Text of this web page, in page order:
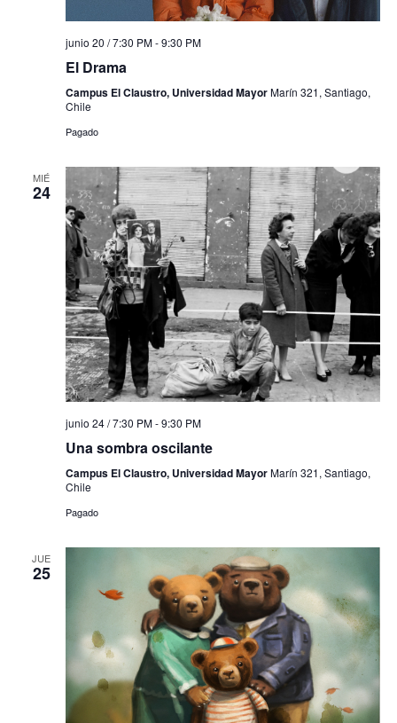
junio 20 / 7:30 PM-9:30 PM
El Drama
Campus El Claustro, Universidad MayorMarín 321, Santiago,
Chile
Pagado
MIÉ
24
junio 24 / 7:30 PM-9:30 PM
Una sombra oscilante
Campus El Claustro, Universidad MayorMarín 321, Santiago,
Chile
Pagado
JUE
25